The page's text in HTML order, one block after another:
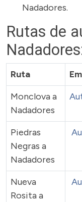
Nadadores.
Rutas de
Ruta
Monclova a
Nadadores
Piedras
Negras a
Nadadores
Nueva
Rosita a